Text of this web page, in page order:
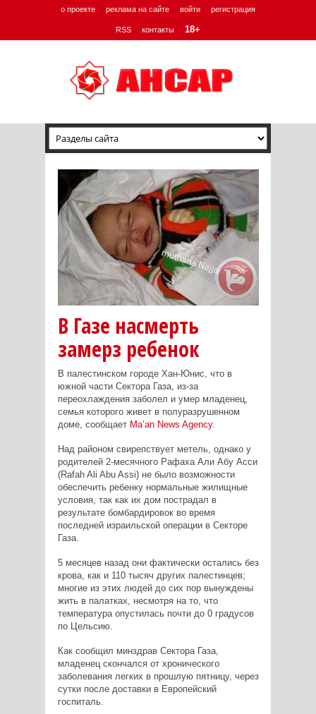
о проекте реклама на сайте войти регистрация
RSS контакты 18+
В Газе насмерть
замерз ребенок
В палестинском городе Хан-Юнис, что в
южной части Сектора Газа, из-за
переохлаждения заболел и умер младенец,
семья которого живет в полуразрушенном
доме, сообщает Ma’an News Agency.
Над районом свирепствует метель, однако у
родителей 2-месячного Рафаха Али Абу Асси
(Rafah Ali Abu Assi) не было возможности
обеспечить ребенку нормальные жилищные
условия, так как их дом пострадал в
результате бомбардировок во время
последней израильской операции в Секторе
Газа.
5 месяцев назад они фактически остались без
крова, как и 110 тысяч других палестинцев;
многие из этих людей до сих пор вынуждены
жить в палатках, несмотря на то, что
температура опустилась почти до 0 градусов
по Цельсию.
Как сообщил минздрав Сектора Газа,
младенец скончался от хронического
заболевания легких в прошлую пятницу, через
сутки после доставки в Европейский
госпиталь.